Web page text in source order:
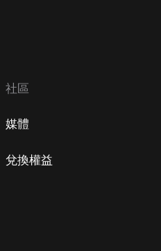
社區
媒體
兌換權益